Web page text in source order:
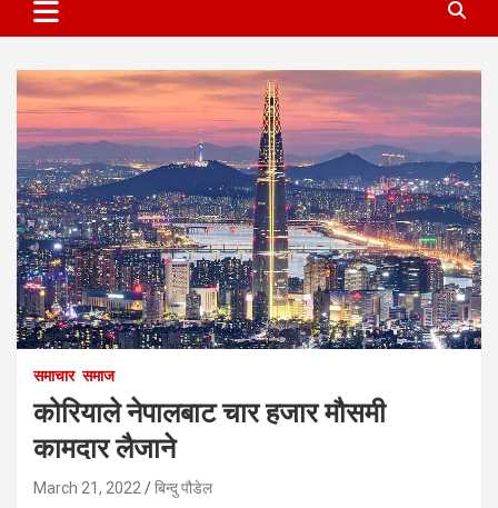
समाचार समाज
कोरियाले नेपालबाट चार हजार मौसमी
कामदार लैजाने
March 21, 2022 बिन्दु पौडेल